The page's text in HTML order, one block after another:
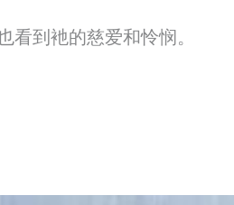
看到衪的慈爱和怜悯。